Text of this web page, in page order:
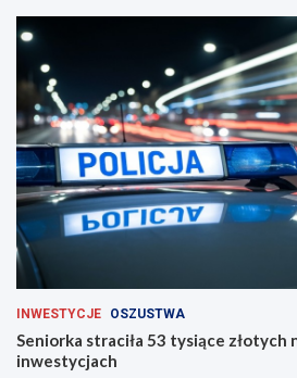
a
INWESTYCJE OSZUSTWA
Seniorka straciła 53 tysiące złotych
inwestycjach